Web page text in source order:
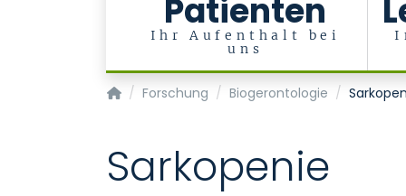
Patienten
Ihr Aufenthalt bei
uns
Klinik für Altersmedizin (Med. Klinik VI)
Forschung Biogerontologie
Sarkopenie